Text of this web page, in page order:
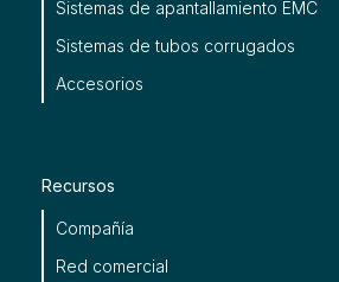
Sistemas de apantallamiento EMC
Sistemas de tubos corrugados
Accesorios
Recursos
Compañía
Red comercial